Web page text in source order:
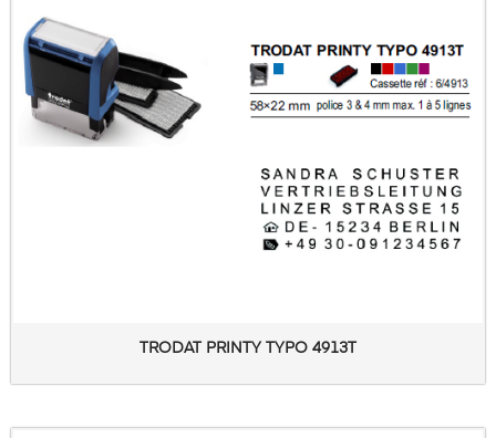
TRODAT PRINTY TYPO 4913T